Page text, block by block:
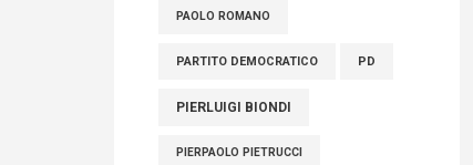
PAOLO ROMANO
PARTITO DEMOCRATICO PD
PIERLUIGI BIONDI
PIERPAOLO PIETRUCCI